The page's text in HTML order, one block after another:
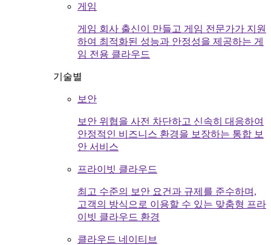
게임
게임 회사 출신이 만들고 게임 전문가가 지원
하여 최적화된 성능과 안정성을 제공하는 게
임 전용 클라우드
기술별
보안
보안 위협을 사전 차단하고 신속히 대응하여
안정적인 비즈니스 환경을 보장하는 통합 보
안 서비스
프라이빗 클라우드
최고 수준의 보안 요건과 규제를 준수하며,
고객의 방식으로 이용할 수 있는 맞춤형 프라
이빗 클라우드 환경
클라우드 네이티브